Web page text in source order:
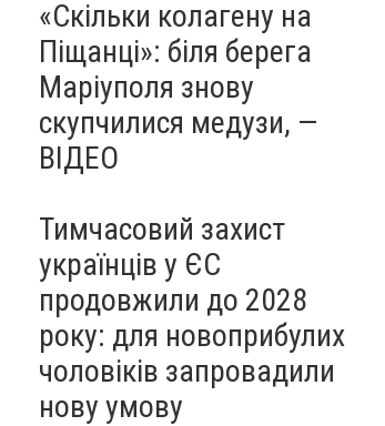
«Скільки колагену на
Піщанці»: біля берега
Маріуполя знову
скупчилися медузи, —
ВІДЕО
Тимчасовий захист
українців у ЄС
продовжили до 2028
року: для новоприбулих
чоловіків запровадили
нову умову